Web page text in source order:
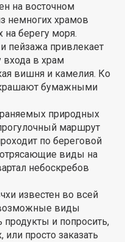
на восточном
немногих храмов
на берегу моря.
пейзажа привлекает
входа в храм
вишня и камелия. Ко
бумажными
природных
маршрут
по береговой
виды на
небоскребов
известен во всей
виды
и попросить,
просто заказать